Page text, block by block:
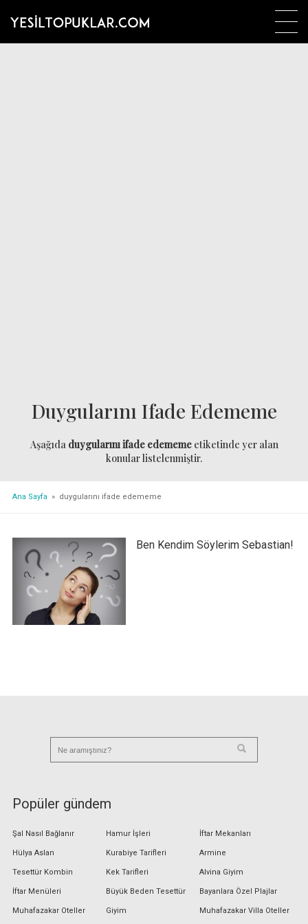
Duygularını Ifade Edememe
Aşağıda duygularını ifade edememeetiketinde yer alan
konular listelenmiştir.
Ana Sayfa » duygularını ifade edememe
Ben Kendim Söylerim Sebastian!
Popüler gündem
Şal Nasıl Bağlanır
Hülya Aslan
Tesettür Kombin
İftar Menüleri
Muhafazakar Oteller
Hamur İşleri
Kurabiye Tarifleri
Kek Tarifleri
Büyük Beden Tesettür
Giyim
İftar Mekanları
Armine
Alvina Giyim
Bayanlara Özel Plajlar
Muhafazakar Villa Oteller